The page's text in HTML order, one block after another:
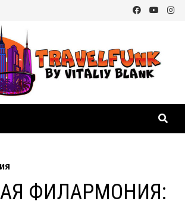
ФИЛАРМОНИЯ: